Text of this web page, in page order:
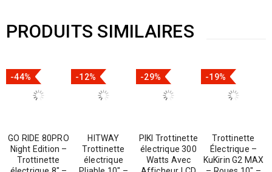
PRODUITS SIMILAIRES
-44%
GO RIDE 80PRO
Night Edition –
Trottinette
-12%
HITWAY
Trottinette
électrique
-29%
PIKI Trottinette
électrique 300
Watts Avec
-19%
Trottinette
Électrique –
KuKirin G2 MAX